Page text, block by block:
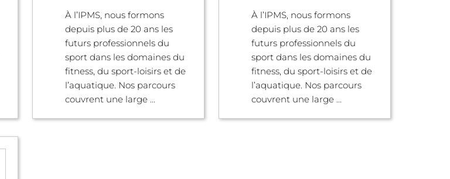
À l’IPMS, nous formons
depuis plus de 20 ans les
futurs professionnels du
sport dans les domaines du
fitness, du sport-loisirs et de
l’aquatique. Nos parcours
couvrent une large ...
À l’IPMS, nous formons
depuis plus de 20 ans les
futurs professionnels du
sport dans les domaines du
fitness, du sport-loisirs et de
l’aquatique. Nos parcours
couvrent une large ...